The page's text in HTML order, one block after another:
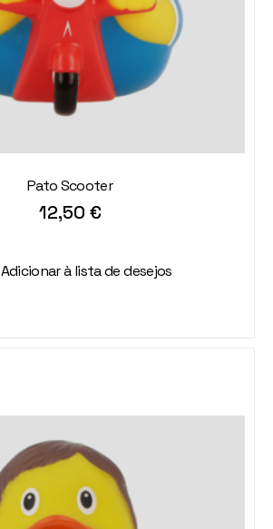
Pato Scooter
12,50 €
Adicionar à lista de desejos